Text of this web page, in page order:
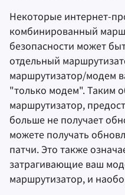
Некоторые интернет-
комбинированный
безопасности может
отдельный
маршрутизатор/модем
"только модем". Таким
маршрутизатор,
больше не получает
можете получать
патчи. Это также
затрагивающие ваш
маршрутизатор, и